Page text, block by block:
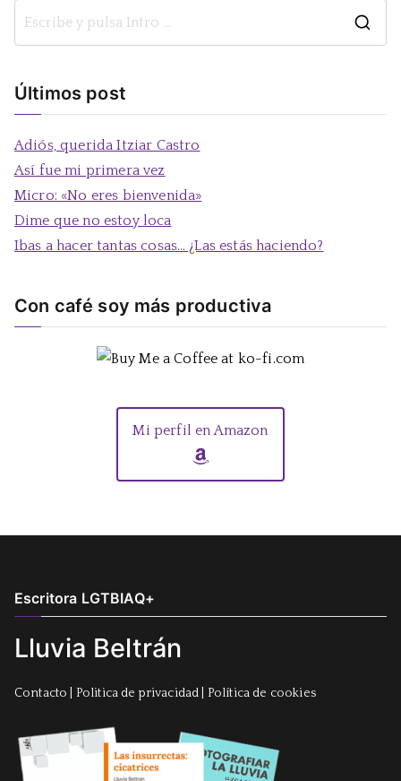
Últimos post
Adiós, querida Itziar Castro
Así fue mi primera vez
Micro: «No eres bienvenida»
Dime que no estoy loca
Ibas a hacer tantas cosas… ¿Las estás haciendo?
Con café soy más productiva
Mi perfil en Amazon
Escritora LGTBIAQ+
Lluvia Beltrán
Contacto Politica de privacidad Política de cookies